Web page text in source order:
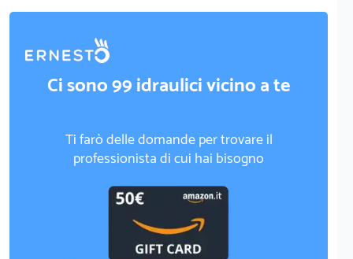
Ci sono 99 idraulici vicino a te
Ti farò delle domande per trovare il
professionista di cui hai bisogno